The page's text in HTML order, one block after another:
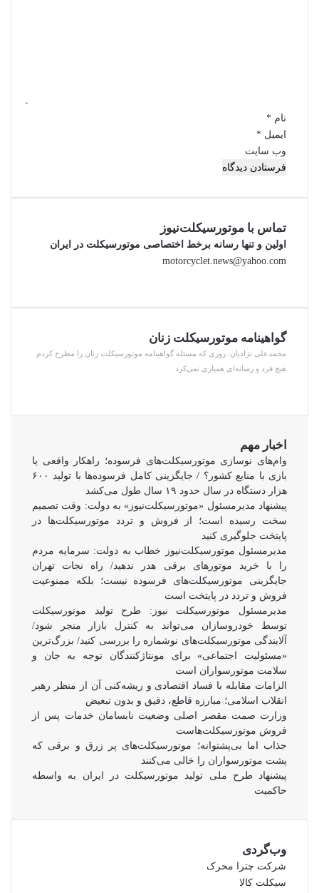
نام *
ایمیل *
وب‌ سایت
تماس با موتورسیکلت‌نیوز
اولین و تنها رسانه برخط اختصاصی موتورسیکلت در ایران
motorcyclet.news@yahoo.com
گواهینامه موتورسیکلت زنان
محمدعلی نژادیان: روزی که مسئله گواهینامه موتورسیکلت زنان را مطرح کردم
هیچ فرد و رسانه‌ای همیاری نمی‌کرد
اخبار مهم
وام‌های نوسازی موتورسیکلت‌های فرسوده؛ راهکار واقعی یا
بازی با منابع کشور؟ / جایگزینی کامل فرسوده‌ها با تولید ۶۰۰
هزار دستگاه در سال حدود ۱۹ سال طول می‌کشد
پیشنهاد مدیرمسئول «موتورسیکلت‌نیوز» به دولت: وقت تصمیم
سخت رسیده است؛ از فروش و تردد موتورسیکلت‌ها در
پایتخت جلوگیری کنید
مدیرمسئول موتورسیکلت‌نیوز خطاب به دولت: سرمایه مردم
را با خرید موتورهای برقی هدر ندهید/ راه نجات تهران
جایگزینی موتورسیکلت‌های فرسوده نیست؛ بلکه ممنوعیت
فروش و تردد در پایتخت است
مدیرمسئول موتورسیکلت نیوز: طرح تولید موتورسیکلت
توسط خودروسازان می‌تواند به کنترل بازار منجر شود/
آلایندگی موتورسیکلت‌های نوشماره را بررسی کنید/ بزرگ‌ترین
«مسئولیت اجتماعی» برای مونتاژکنندگان توجه به جان و
سلامت موتورسواران است
الزامات مقابله با فساد اقتصادی و ریشه‌کنی آن از منظر رهبر
انقلاب اسلامی؛ مبارزه قاطع، دقیق و بدون تبعیض
وزارت صمت مقصر اصلی وضعیت نابسامان خدمات پس از
فروش موتورسیکلت‌هاست
جذاب اما بی‌پشتوانه؛ موتورسیکلت‌های پر زرق‌ و برقی که
پشت موتورسواران را خالی می‌کنند
پیشنهاد طرح ملی تولید موتورسیکلت در ایران به واسطه
حاکمیت
وب‌گردی
شرکت چترا محرک
سیکلت کالا